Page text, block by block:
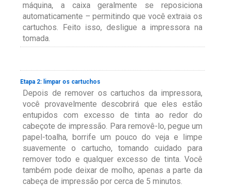
máquina, a caixa geralmente se reposiciona
automaticamente – permitindo que você extraia os
cartuchos. Feito isso, desligue a impressora na
tomada.
Etapa 2: limpar os cartuchos
Depois de remover os cartuchos da impressora,
você provavelmente descobrirá que eles estão
entupidos com excesso de tinta ao redor do
cabeçote de impressão. Para removê-lo, pegue um
papel-toalha, borrife um pouco do veja e limpe
suavemente o cartucho, tomando cuidado para
remover todo e qualquer excesso de tinta. Você
também pode deixar de molho, apenas a parte da
cabeça de impressão por cerca de 5 minutos.